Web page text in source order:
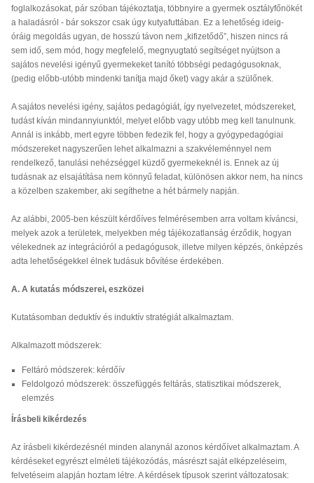
foglalkozásokat, pár szóban tájékoztatja, többnyire a gyermek osztályfőnökét
a haladásról - bár sokszor csak úgy kutyafuttában. Ez a lehetőség ideig-
óráig megoldás ugyan, de hosszú távon nem „kifizetődő”, hiszen nincs rá
sem idő, sem mód, hogy megfelelő, megnyugtató segítséget nyújtson a
sajátos nevelési igényű gyermekeket tanító többségi pedagógusoknak,
(pedig előbb-utóbb mindenki tanítja majd őket) vagy akár a szülőnek.
A sajátos nevelési igény, sajátos pedagógiát, így nyelvezetet, módszereket,
tudást kíván mindannyiunktól, melyet előbb vagy utóbb meg kell tanulnunk.
Annál is inkább, mert egyre többen fedezik fel, hogy a gyógypedagógiai
módszereket nagyszerűen lehet alkalmazni a szakvéleménnyel nem
rendelkező, tanulási nehézséggel küzdő gyermekeknél is. Ennek az új
tudásnak az elsajátítása nem könnyű feladat, különösen akkor nem, ha nincs
a közelben szakember, aki segíthetne a hét bármely napján.
Az alábbi, 2005-ben készült kérdőíves felmérésemben arra voltam kíváncsi,
melyek azok a területek, melyekben még tájékozatlanság érződik, hogyan
vélekednek az integrációról a pedagógusok, illetve milyen képzés, önképzés
adta lehetőségekkel élnek tudásuk bővítése érdekében.
A. A kutatás módszerei, eszközei
Kutatásomban deduktív és induktív stratégiát alkalmaztam.
Alkalmazott módszerek:
Feltáró módszerek: kérdőív
Feldolgozó módszerek: összefüggés feltárás, statisztikai módszerek,
elemzés
Írásbeli kikérdezés
Az írásbeli kikérdezésnél minden alanynál azonos kérdőívet alkalmaztam. A
kérdéseket egyrészt elméleti tájékozódás, másrészt saját elképzeléseim,
felvetéseim alapján hoztam létre. A kérdések típusok szerint változatosak: